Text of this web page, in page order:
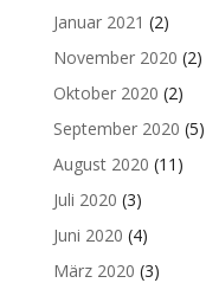
Januar 2021 (2)
November 2020 (2)
Oktober 2020 (2)
September 2020 (5)
August 2020 (11)
Juli 2020 (3)
Juni 2020 (4)
März 2020 (3)